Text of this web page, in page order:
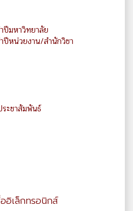
ปีมหาวิทยาลัย
ปีหน่วยงาน/สำนักวิชา
ะชาสัมพันธ์
อิเล็กทรอนิกส์